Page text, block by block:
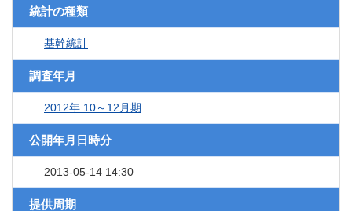
統計の種類
基幹統計
調査年月
2012年 10～12月期
公開年月日時分
2013-05-14 14:30
提供周期